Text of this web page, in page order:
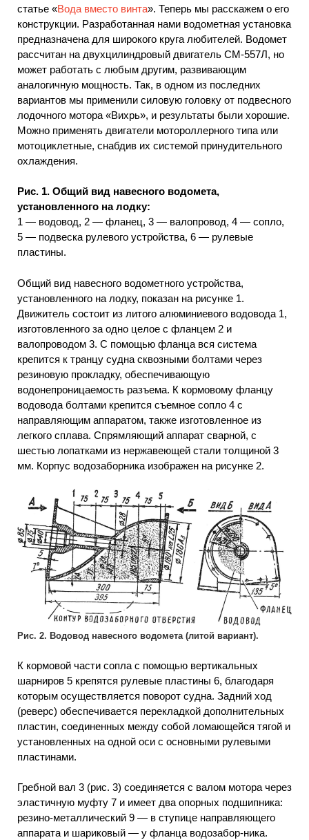
статье «Вода вместо винта». Теперь мы расскажем о его
конструкции. Разработанная нами водометная установка
предназначена для широкого круга любителей. Водомет
рассчитан на двухцилиндровый двигатель СМ-557Л, но
может работать с любым другим, развивающим
аналогичную мощность. Так, в одном из последних
вариантов мы применили силовую головку от подвесного
лодочного мотора «Вихрь», и результаты были хорошие.
Можно применять двигатели мотороллерного типа или
мотоциклетные, снабдив их системой принудительного
охлаждения.
Рис. 1. Общий вид навесного водомета,
установленного на лодку:
1 — водовод, 2 — фланец, 3 — валопровод, 4 — сопло,
5 — подвеска рулевого устройства, 6 — рулевые
пластины.
Общий вид навесного водометного устройства,
установленного на лодку, показан на рисунке 1.
Движитель состоит из литого алюминиевого водовода 1,
изготовленного за одно целое с фланцем 2 и
валопроводом 3. С помощью фланца вся система
крепится к транцу судна сквозными болтами через
резиновую прокладку, обеспечивающую
водонепроницаемость разъема. К кормовому фланцу
водовода болтами крепится съемное сопло 4 с
направляющим аппаратом, также изготовленное из
легкого сплава. Спрямляющий аппарат сварной, с
шестью лопатками из нержавеющей стали толщиной 3
мм. Корпус водозаборника изображен на рисунке 2.
Рис. 2. Водовод навесного водомета (литой вариант).
К кормовой части сопла с помощью вертикальных
шарниров 5 крепятся рулевые пластины 6, благодаря
которым осуществляется поворот судна. Задний ход
(реверс) обеспечивается перекладкой дополнительных
пластин, соединенных между собой ломающейся тягой и
установленных на одной оси с основными рулевыми
пластинами.
Гребной вал 3 (рис. 3) соединяется с валом мотора через
эластичную муфту 7 и имеет два опорных подшипника:
резино-металлический 9 — в ступице направляющего
аппарата и шариковый — у фланца водозабор-ника.